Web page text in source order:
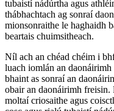
tubaistí nádúrtha agus
thábhachtach ag sonraí
mionsonraithe le haghaidh
beartais chuimsitheach.
Níl ach an chéad chéim i
luach iomlán an
bhaint as sonraí an
obair an daonáirimh freisin.
moltaí criosaithe agus